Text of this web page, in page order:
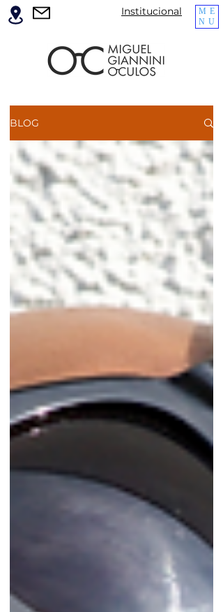
ME
NU
Institucional
BLOG